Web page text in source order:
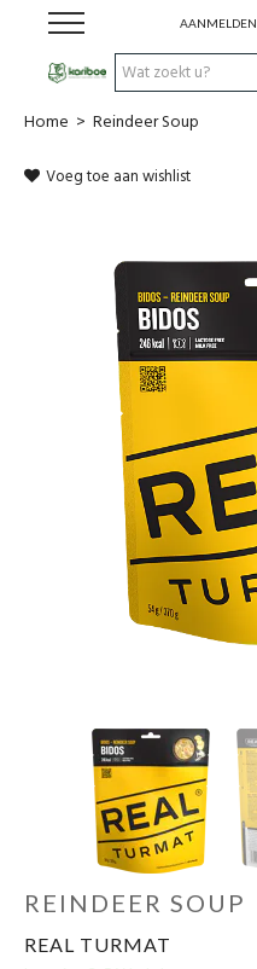
AANMELDEN
Cadeaubon
Slaapuitrusting
Rugzakken
Promo
Home > Reindeer Soup
Voeg toe aan wishlist
REINDEER SOUP
REAL TURMAT